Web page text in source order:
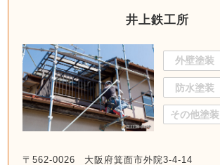
井上鉄工所
外壁塗装
防水塗装
その他塗装
〒562-0026 大阪府箕面市外院3-4-14